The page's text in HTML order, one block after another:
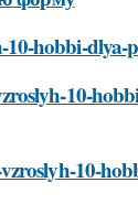
hobbi-dlya-
10-
10-